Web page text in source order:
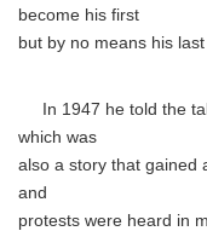
become his first
but by no means his
In 1947 he told the
which was
also a story that gained
and
protests were heard in